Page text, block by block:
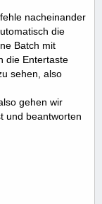
nacheinander
die
Batch mit
die Entertaste
sehen, also
gehen wir
und beantworten